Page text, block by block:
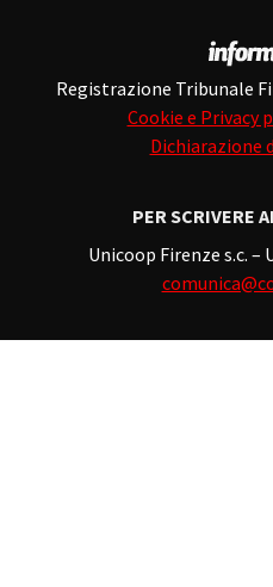
Registrazione Tribunale
Cookie e Privacy
Dichiarazione
PER SCRIVERE
Unicoop Firenze s.c.